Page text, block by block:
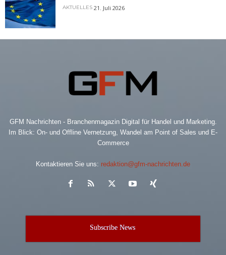
AKTUELLES 21. Juli 2026
GFM Nachrichten - Branchenmagazin Digital für Handel und Marketing.
Im Blick: On- und Offline Vernetzung, Wandel am Point of Sales und E-
Commerce
Kontaktieren Sie uns: redaktion@gfm-nachrichten.de
Subscribe News